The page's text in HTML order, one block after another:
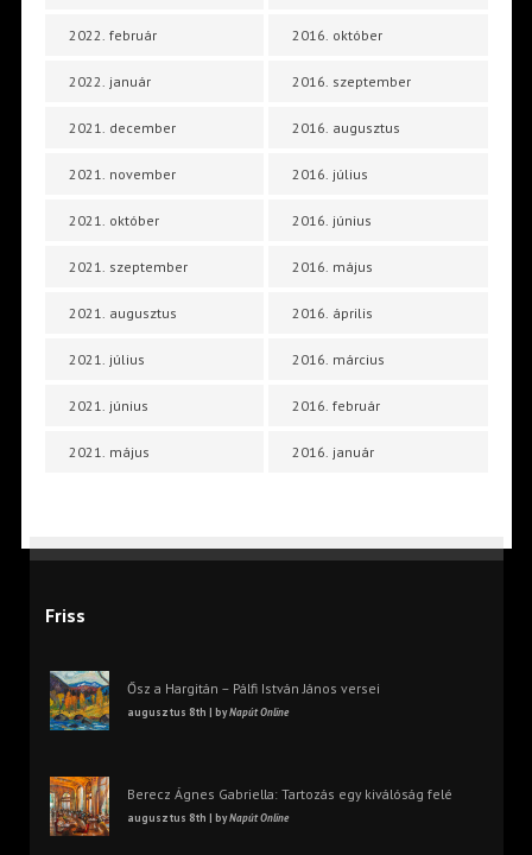
2022. február
2022. január
2021. december
2021. november
2021. október
2021. szeptember
2021. augusztus
2021. július
2021. június
2021. május
2016. október
2016. szeptember
2016. augusztus
2016. július
2016. június
2016. május
2016. április
2016. március
2016. február
2016. január
Friss
Ősz a Hargitán – Pálfi István János versei
augusztus 8th | byNapút Online
Berecz Ágnes Gabriella: Tartozás egy kiválóság felé
augusztus 8th | byNapút Online